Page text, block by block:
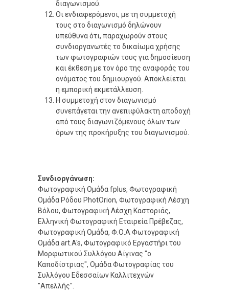
διαγωνισμού.
Οι ενδιαφερόμενοι, με τη συμμετοχή
τους στο διαγωνισμό δηλώνουν
υπεύθυνα ότι, παραχωρούν στους
συνδιοργανωτές το δικαίωμα χρήσης
των φωτογραφιών τους για δημοσίευση
και έκθεση με τον όρο της αναφοράς του
ονόματος του δημιουργού. Αποκλείεται
η εμπορική εκμετάλλευση.
Η συμμετοχή στον διαγωνισμό
συνεπάγεται την ανεπιφύλακτη αποδοχή
από τους διαγωνιζόμενους όλων των
όρων της προκήρυξης του διαγωνισμού.
Συνδιοργάνωση:
Φωτογραφική Ομάδα fplus, Φωτογραφική
Ομάδα Ρόδου PhotOrion, Φωτογραφική Λέσχη
Βόλου, Φωτογραφική Λέσχη Καστοριάς,
Ελληνική Φωτογραφική Εταιρεία Πρέβεζας,
Φωτογραφική Ομάδα, Φ.Ο.Α Φωτογραφική
Ομάδα art.A's, Φωτογραφικό Εργαστήρι του
Μορφωτικού Συλλόγου Αίγινας "ο
Καποδίστριας", Ομάδα Φωτογραφίας του
Συλλόγου Εδεσσαίων Καλλιτεχνών
"Απελλής".